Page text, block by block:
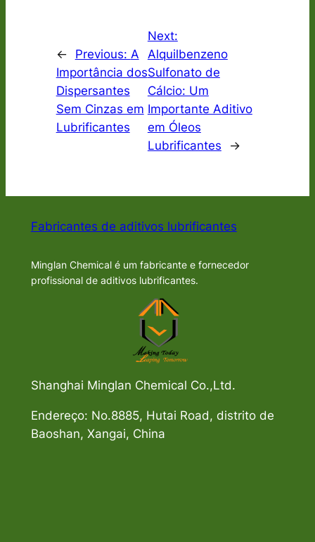
← Previous: A
Importância dos
Dispersantes
Sem Cinzas em
Lubrificantes
Next:
Alquilbenzeno
Sulfonato de
Cálcio: Um
Importante Aditivo
em Óleos
Lubrificantes
→
Fabricantes de aditivos lubrificantes
Minglan Chemical é um fabricante e fornecedor
profissional de aditivos lubrificantes.
Shanghai Minglan Chemical Co.,Ltd.
Endereço: No.8885, Hutai Road, distrito de
Baoshan, Xangai, China